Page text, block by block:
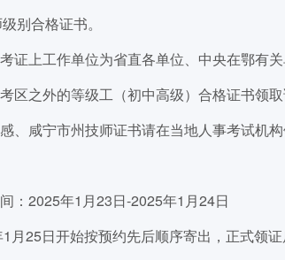
别合格证书。
证上工作单位为省直各单位、中央在鄂有关
区之外的等级工（初中高级）合格证书领
、咸宁市州技师证书请在当地人事考试机构
：2025年1月23日-2025年1月24日
月25日开始按预约先后顺序寄出，正式领证